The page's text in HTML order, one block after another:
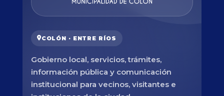
COLÓN · ENTRE RÍOS
Gobierno local, servicios, trámites,
información pública y comunicación
institucional para vecinos, visitantes e